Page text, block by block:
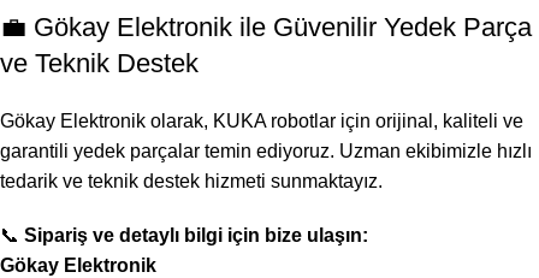
💼 Gökay Elektronik ile Güvenilir Yedek Parça
ve Teknik Destek
Gökay Elektronik olarak, KUKA robotlar için orijinal, kaliteli ve
garantili yedek parçalar temin ediyoruz. Uzman ekibimizle hızlı
tedarik ve teknik destek hizmeti sunmaktayız.
📞 Sipariş ve detaylı bilgi için bize ulaşın:
Gökay Elektronik